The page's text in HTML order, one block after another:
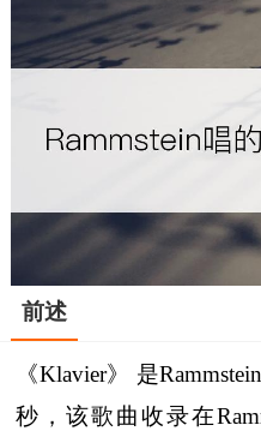
前述
《Klavier》 是
秒，该歌曲收录在